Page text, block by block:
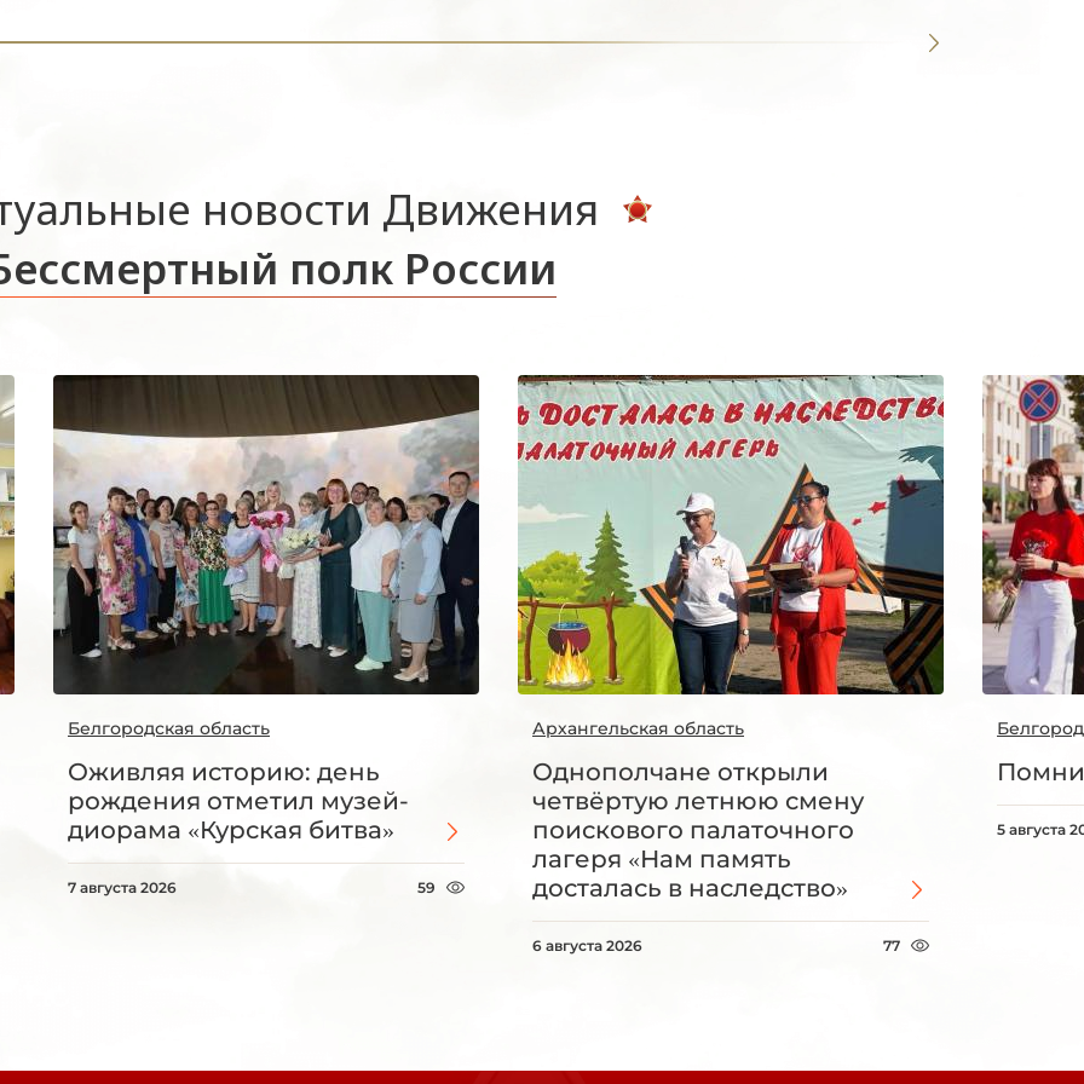
новости Движения
полк России
Белгородская область
Оживляя историю: день
рождения отметил музей-
диорама «Курская битва»
7 августа 2026 59
Архангельская область
Однополчане открыли
четвёртую летнюю смену
поискового палаточного
лагеря «Нам память
досталась в наследство»
6 августа 2026 77
5 августа